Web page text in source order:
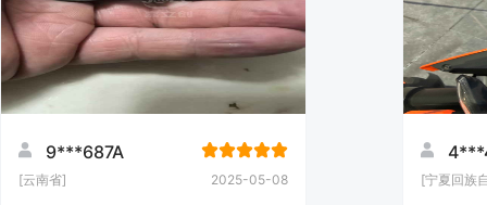
9***687A
[云南省] 2025-05-08 [宁夏回族